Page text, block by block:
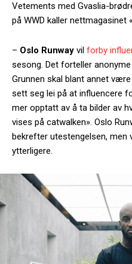
Vetements med Gvaslia-
på WWD kaller nettmagasinet
– Oslo Runway vil forby
sesong. Det forteller
Grunnen skal blant annet
sett seg lei på at influencere
mer opptatt av å ta bilder av
vises på catwalken». Oslo
bekrefter utestengelsen, men
ytterligere.